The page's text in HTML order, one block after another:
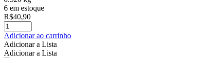
6 em estoque
R$40,90
Adicionar ao carrinho
Adicionar a Lista
Adicionar a Lista